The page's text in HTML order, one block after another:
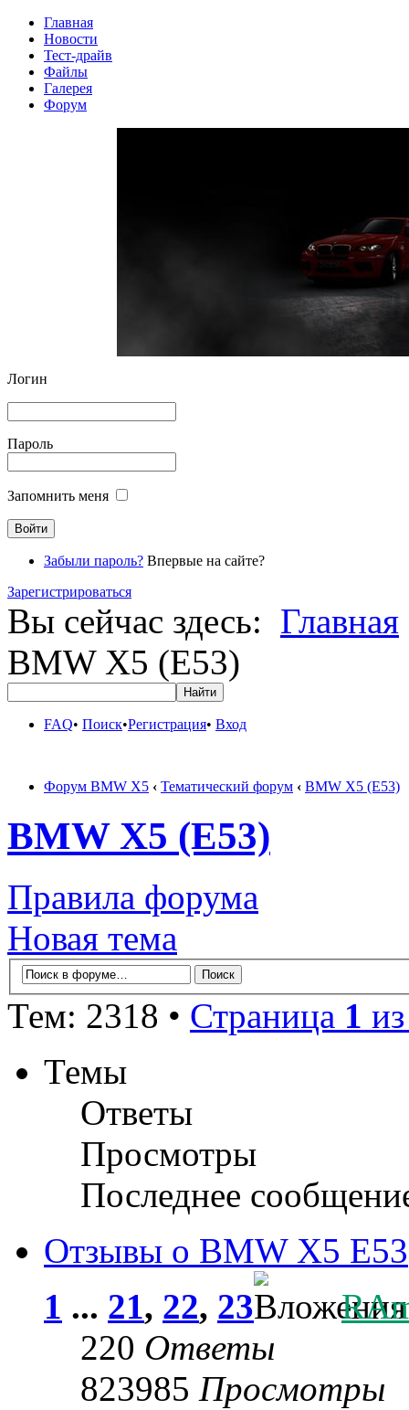
Главная
Новости
Тест-драйв
Файлы
Галерея
Форум
Логин
Пароль
Запомнить меня
Забыли пароль? Впервые на сайте?
Зарегистрироваться
Вы сейчас здесь: Главная
BMW X5 (E53)
FAQ• Поиск•Регистрация• Вход
Форум BMW X5 ‹ Тематический форум ‹ BMW X5 (E53)
BMW X5 (E53)
Правила форума
Новая тема
Тем: 2318 • Страница 1
Темы
Ответы
Просмотры
Последнее
Отзывы о BMW X5 E53
1 ... 21, 22, 23
220 Ответы
823985 Просмотры